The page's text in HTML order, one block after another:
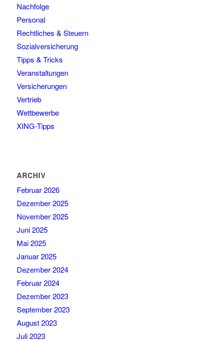
Nachfolge
Personal
Rechtliches & Steuern
Sozialversicherung
Tipps & Tricks
Veranstaltungen
Versicherungen
Vertrieb
Wettbewerbe
XING-Tipps
ARCHIV
Februar 2026
Dezember 2025
November 2025
Juni 2025
Mai 2025
Januar 2025
Dezember 2024
Februar 2024
Dezember 2023
September 2023
August 2023
Juli 2023